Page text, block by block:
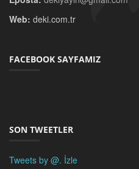
Web: deki.com.tr
FACEBOOK SAYFAMIZ
SON TWEETLER
Tweets by @. İzle